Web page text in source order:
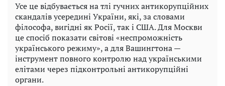
Усе це відбувається на тлі гучних антикорупційних
скандалів усередині України, які, за словами
філософа, вигідні як Росії, так і США. Для Москви
це спосіб показати світові «неспроможність
українського режиму», а для Вашингтона —
інструмент повного контролю над українськими
елітами через підконтрольні антикорупційні
органи.